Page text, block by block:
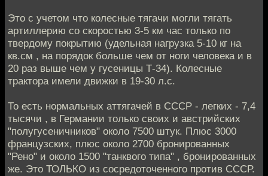
Это с учетом что колесные тягачи могли тягать
артиллерию со скоростью 3-5 км час только по
твердому покрытию (удельная нагрузка 5-10 кг на
кв.см , на порядок больше чем от ноги человека и в
20 раз выше чем у гусеницы Т-34). Колесные
трактора имели движки в 19-30 л.с.
То есть нормальных аттягачей в СССР - легких - 7,4
тысячи , в Германии только своих и австрийских
"полугусеничников" около 7500 штук. Плюс 3000
французских, плюс около 2700 бронированных
"Рено" и около 1500 "танквого типа" , бронированных
же. Это ТОЛЬКО из сосредоточенного против СССР.